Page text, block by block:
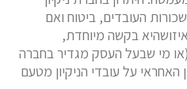
העובדים, ביטוח ואם
בקשה מיוחדת,
מי שבעל העסק מגדיר בחברה
האחראי על עובדי הניקיון מטעם